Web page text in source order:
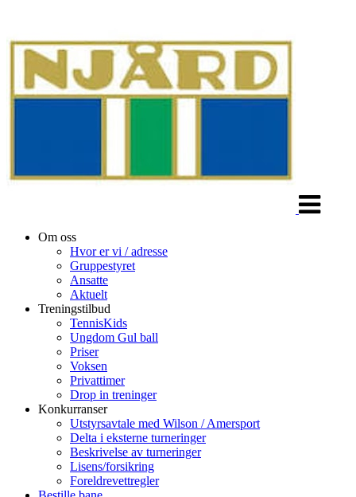
Om oss
Hvor er vi / adresse
Gruppestyret
Ansatte
Aktuelt
Treningstilbud
TennisKids
Ungdom Gul ball
Priser
Voksen
Privattimer
Drop in treninger
Konkurranser
Utstyrsavtale med Wilson / Amersport
Delta i eksterne turneringer
Beskrivelse av turneringer
Lisens/forsikring
Foreldrevettregler